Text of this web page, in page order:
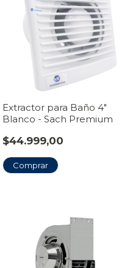
Extractor para Baño 4"
Blanco - Sach Premium
$44.999,00
Comprar